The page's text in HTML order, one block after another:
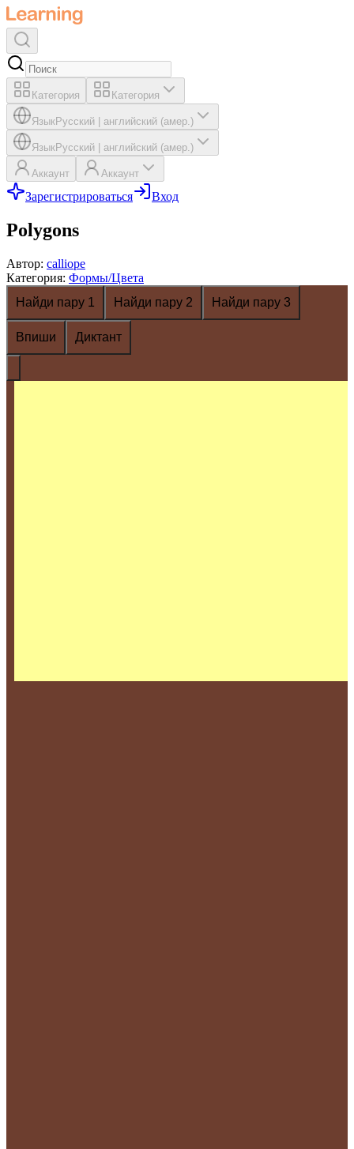
Категория Категория
ЯзыкРусский английский (амер.)
ЯзыкРусский английский (амер.)
Аккаунт Аккаунт
Зарегистрироваться Вход
Polygons
Автор: calliope
Категория: Формы/Цвета
Найди пару 1
Найди пару 2 Найди пару 3
Впиши Диктант